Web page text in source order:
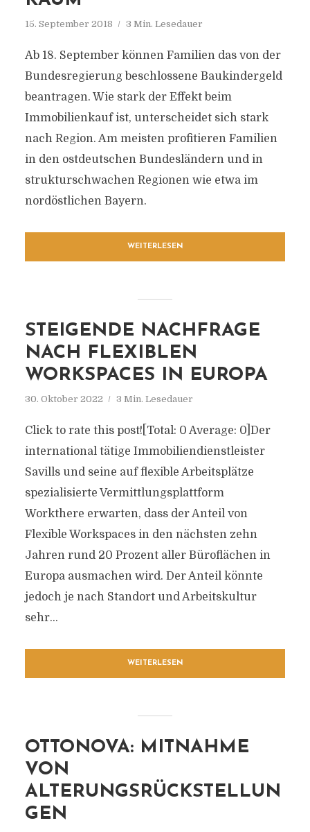
15. September 2018 3 Min. Lesedauer
Ab 18. September können Familien das von der
Bundesregierung beschlossene Baukindergeld
beantragen. Wie stark der Effekt beim
Immobilienkauf ist, unterscheidet sich stark
nach Region. Am meisten profitieren Familien
in den ostdeutschen Bundesländern und in
strukturschwachen Regionen wie etwa im
nordöstlichen Bayern.
WEITERLESEN
STEIGENDE NACHFRAGE
NACH FLEXIBLEN
WORKSPACES IN EUROPA
30. Oktober 2022 3 Min. Lesedauer
Click to rate this post![Total: 0 Average: 0]Der
international tätige Immobiliendienstleister
Savills und seine auf flexible Arbeitsplätze
spezialisierte Vermittlungsplattform
Workthere erwarten, dass der Anteil von
Flexible Workspaces in den nächsten zehn
Jahren rund 20 Prozent aller Büroflächen in
Europa ausmachen wird. Der Anteil könnte
jedoch je nach Standort und Arbeitskultur
sehr...
WEITERLESEN
OTTONOVA: MITNAHME
VON
ALTERUNGSRÜCKSTELLUN
GEN